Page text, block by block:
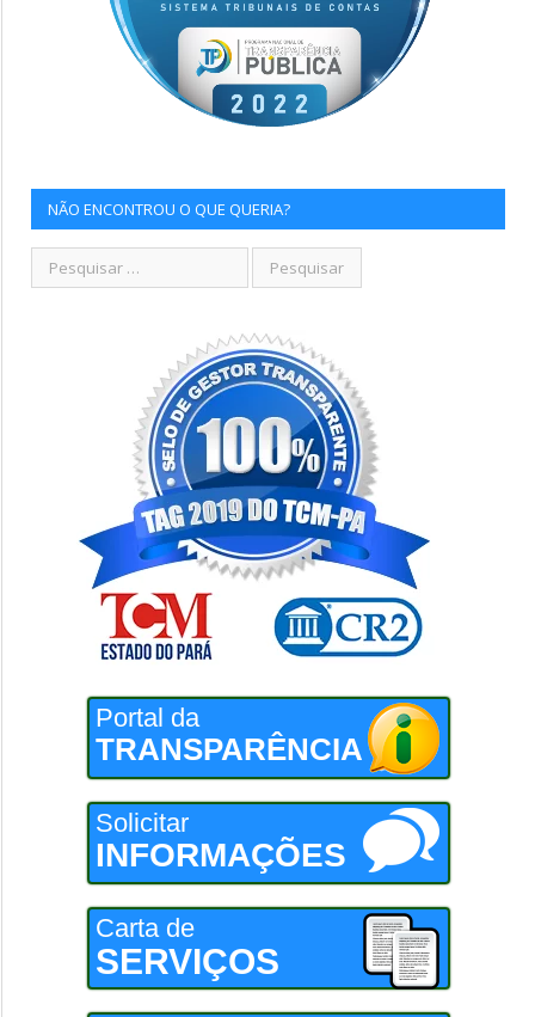
NÃO ENCONTROU O QUE QUERIA?
Portal da
TRANSPARÊNCIA
Solicitar
INFORMAÇÕES
Carta de
SERVIÇOS